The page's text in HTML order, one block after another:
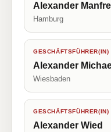
Alexander
Hamburg
GESCHÄFTSFÜHRER(IN)
Alexander
Wiesbaden
GESCHÄFTSFÜHRER(IN)
Alexander Wied